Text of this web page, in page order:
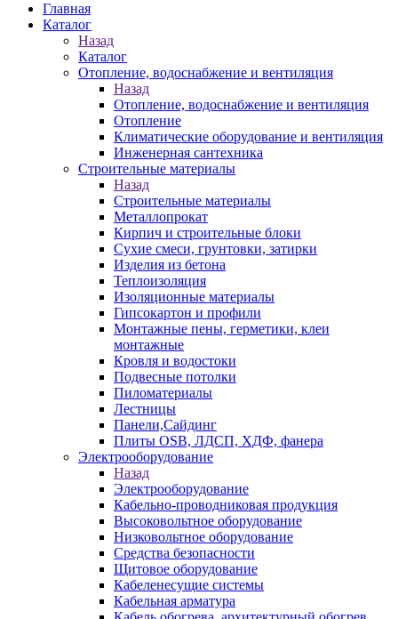
Главная
Каталог
Назад
Каталог
Отопление, водоснабжение и вентиляция
Назад
Отопление, водоснабжение и вентиляция
Отопление
Климатические оборудование и вентиляция
Инженерная сантехника
Строительные материалы
Назад
Строительные материалы
Металлопрокат
Кирпич и строительные блоки
Сухие смеси, грунтовки, затирки
Изделия из бетона
Теплоизоляция
Изоляционные материалы
Гипсокартон и профили
Монтажные пены, герметики, клеи
монтажные
Кровля и водостоки
Подвесные потолки
Пиломатериалы
Лестницы
Панели,Сайдинг
Плиты OSB, ЛДСП, ХДФ, фанера
Электрооборудование
Назад
Электрооборудование
Кабельно-проводниковая продукция
Высоковольтное оборудование
Низковольтное оборудование
Средства безопасности
Щитовое оборудование
Кабеленесущие системы
Кабельная арматура